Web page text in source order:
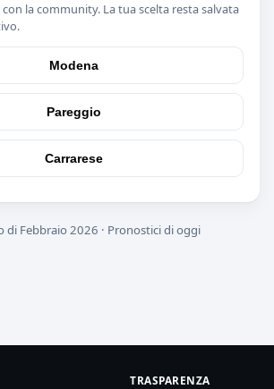
la community. La tua scelta resta salvata
Modena
Pareggio
Carrarese
di Febbraio 2026 · Pronostici di oggi
TRASPARENZA